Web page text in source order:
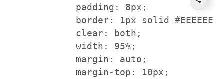
            padding: 8px;
            border: 1px solid #EEEEEE;
            clear: both;
            width: 95%;
            margin: auto;
            margin-top: 10px;